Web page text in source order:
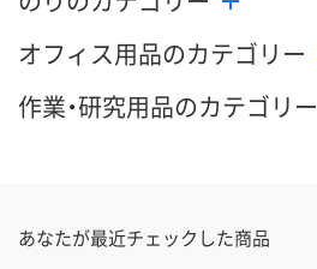
オフィス用品のカテゴリー
作業・研究用品のカテゴリー
あなたが最近チェックした商品